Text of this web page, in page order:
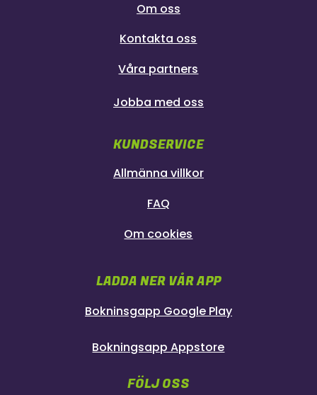
Om oss
Kontakta oss
Våra partners
Jobba med oss
KUNDSERVICE
Allmänna villkor
FAQ
Om cookies
LADDA NER VÅR APP
Bokninsgapp Google Play
Bokningsapp Appstore
FÖLJ OSS